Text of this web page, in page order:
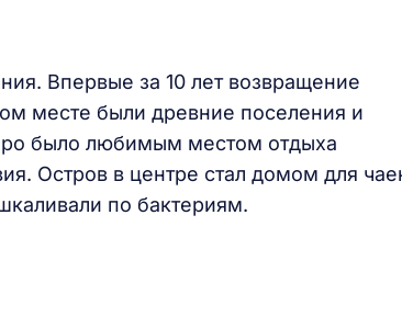
Впервые за 10 лет возвращение
месте были древние поселения и
было любимым местом отдыха
Остров в центре стал домом для
по бактериям.